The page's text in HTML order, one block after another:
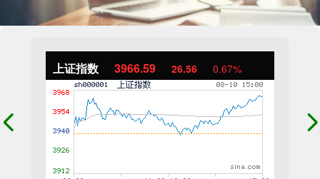
上证指数 3966.59 26.56 0.67%